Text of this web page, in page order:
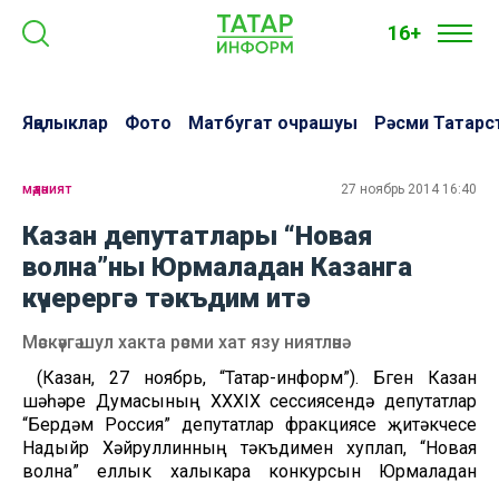
16+
Яңалыклар Фото Матбугат очрашуы Рәсми
мәдәният 27 ноябрь 2014 16:40
Казан депутатлары “Новая
волна”ны Юрмаладан Казанга
күчерергә тәкъдим итә
Мәскәүгә шул хакта рәсми хат язу ниятләнә
(Казан, 27 ноябрь, “Татар-информ”). Бүген Казан
шәһәре Думасының XXXIX сессиясендә депутатлар
“Бердәм Россия” депутатлар фракциясе җитәкчесе
Надыйр Хәйруллинның тәкъдимен хуплап, “Новая
волна” еллык халыкара конкурсын Юрмаладан